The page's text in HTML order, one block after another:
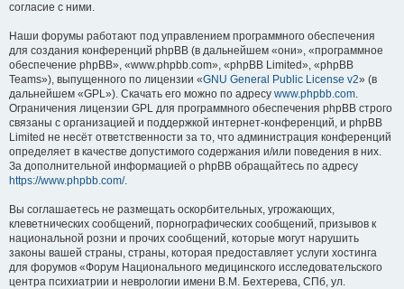
согласие с ними.
Наши форумы работают под управлением программного обеспечения
для создания конференций phpBB (в дальнейшем «они», «программное
обеспечение phpBB», «www.phpbb.com», «phpBB Limited», «phpBB
Teams»), выпущенного по лицензии «GNU General Public License v2» (в
дальнейшем «GPL»). Скачать его можно по адресу www.phpbb.com.
Ограничения лицензии GPL для программного обеспечения phpBB строго
связаны с организацией и поддержкой интернет-конференций, и phpBB
Limited не несёт ответственности за то, что администрация конференций
определяет в качестве допустимого содержания и/или поведения в них.
За дополнительной информацией о phpBB обращайтесь по адресу
https://www.phpbb.com/.
Вы соглашаетесь не размещать оскорбительных, угрожающих,
клеветнических сообщений, порнографических сообщений, призывов к
национальной розни и прочих сообщений, которые могут нарушить
законы вашей страны, страны, которая предоставляет услуги хостинга
для форумов «Форум Национального медицинского исследовательского
центра психиатрии и неврологии имени В.М. Бехтерева, СПб, ул.